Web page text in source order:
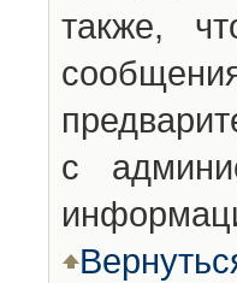
также,
с